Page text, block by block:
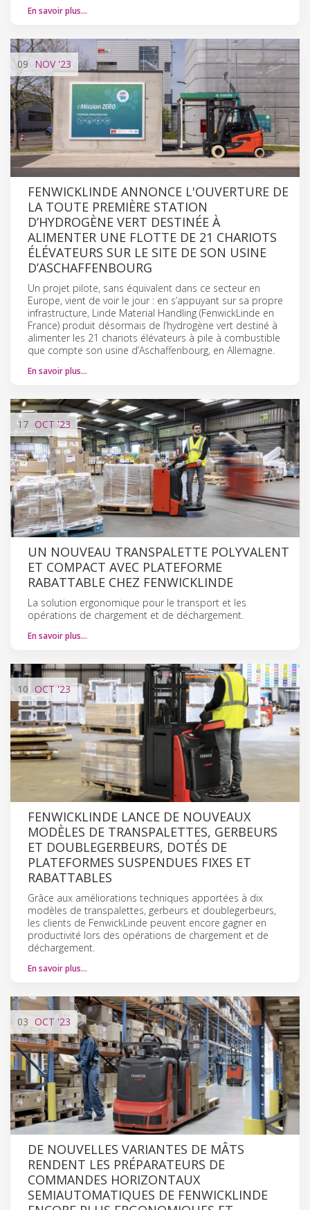
En savoir plus…
09 NOV'23
FENWICK­LINDE ANNONCE L'OUVERTURE DE
LA TOUTE PREMIÈRE STATION
D’HYDROGÈNE VERT DESTINÉE À
ALIMENTER UNE FLOTTE DE 21 CHARIOTS
ÉLÉVATEURS SUR LE SITE DE SON USINE
D’ASCHAFFENBOURG
Un projet pilote, sans équivalent dans ce secteur en
Europe, vient de voir le jour : en s’appuyant sur sa propre
infrastructure, Linde Material Handling (Fenwick­Linde en
France) produit désormais de l’hydrogène vert destiné à
alimenter les 21 chariots élévateurs à pile à combustible
que compte son usine d’Aschaffenbourg, en Allemagne.
En savoir plus…
17 OCT '23
UN NOUVEAU TRANSPALETTE POLYVALENT
ET COMPACT AVEC PLATEFORME
RABATTABLE CHEZ FENWICK­LINDE
La solution ergonomique pour le transport et les
opérations de chargement et de déchargement.
En savoir plus…
10 OCT'23
FENWICK­LINDE LANCE DE NOUVEAUX
MODÈLES DE TRANSPALETTES, GERBEURS
ET DOUBLE­GERBEURS, DOTÉS DE
PLATEFORMES SUSPENDUES FIXES ET
RABATTABLES
Grâce aux améliorations techniques apportées à dix
modèles de transpalettes, gerbeurs et double­gerbeurs,
les clients de Fenwick­Linde peuvent encore gagner en
productivité lors des opérations de chargement et de
déchargement.
En savoir plus…
03 OCT '23
DE NOUVELLES VARIANTES DE MÂTS
RENDENT LES PRÉPARATEURS DE
COMMANDES HORIZONTAUX
SEMI­AUTOMATIQUES DE FENWICK­LINDE